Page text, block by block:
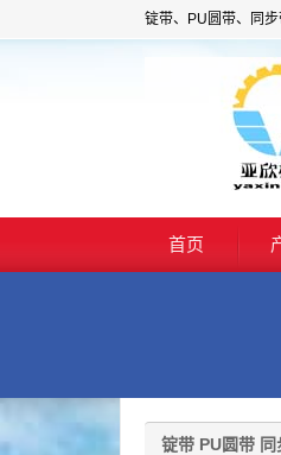
锭带、PU圆带、同
首页
锭带 PU圆带